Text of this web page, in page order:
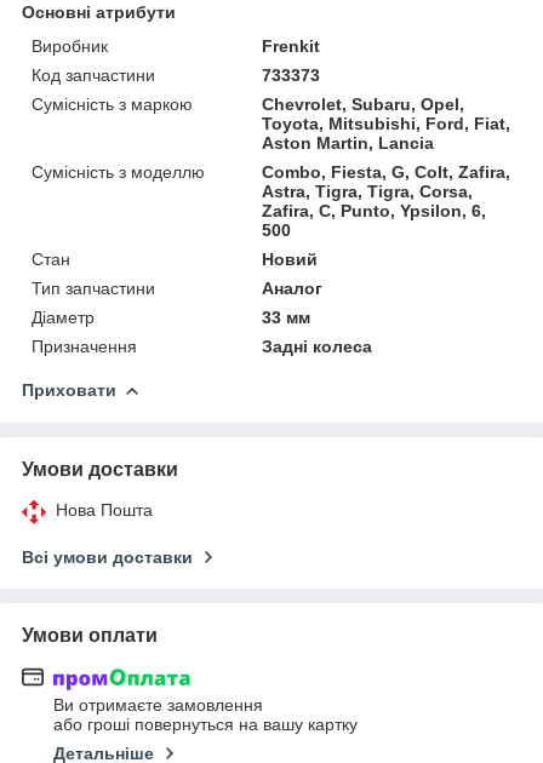
Основні атрибути
Виробник
Frenkit
Код запчастини
733373
Сумісність з маркою
Chevrolet, Subaru, Opel,
Toyota, Mitsubishi, Ford, Fiat,
Aston Martin, Lancia
Сумісність з моделлю
Combo, Fiesta, G, Colt, Zafira,
Astra, Tigra, Tigra, Corsa,
Zafira, C, Punto, Ypsilon, 6,
500
Стан
Новий
Тип запчастини
Аналог
Діаметр
33 мм
Призначення
Задні колеса
Приховати
Умови доставки
Нова Пошта
Всі умови доставки
Умови оплати
Ви отримаєте замовлення
або гроші повернуться на вашу картку
Детальніше